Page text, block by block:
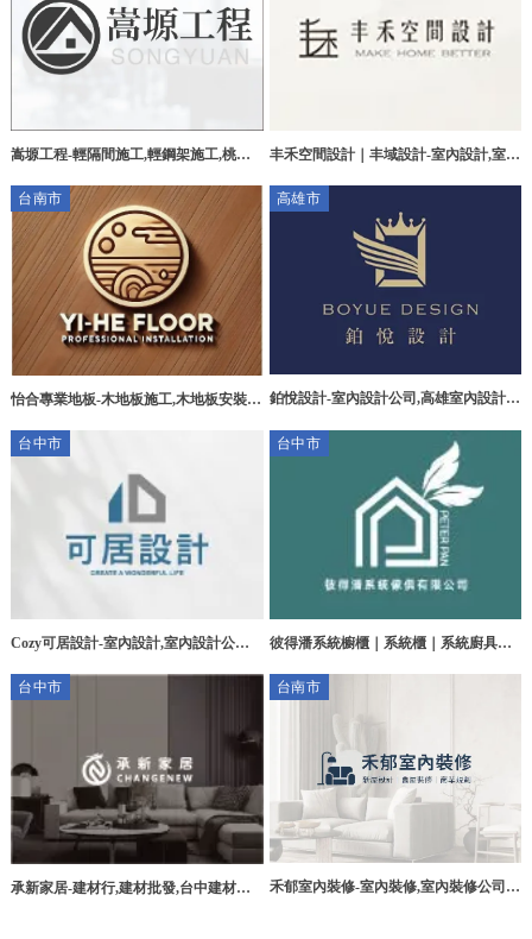
嵩塬工程-輕隔間施工,輕鋼架施工,桃園
間施工,楊梅區輕鋼架施工
丰禾空間設計｜丰域設計-室內設計,室內
薦,八德區室內設計公司
台南市
怡合專業地板-木地板施工,木地板安裝,
木地板
高雄市
鉑悅設計-室內設計公司,高雄室內設計公
台中市
Cozy可居設計-室內設計,室內設計公司,
室內設計公司
台中市
彼得潘系統櫥櫃｜系統櫃｜系統廚具｜
統廚具｜苗栗系統櫥櫃｜苗栗系統廚具
台中市
承新家居-建材行,建材批發,台中建材行,
台南市
禾郁室內裝修-室內裝修,室內裝修公司,